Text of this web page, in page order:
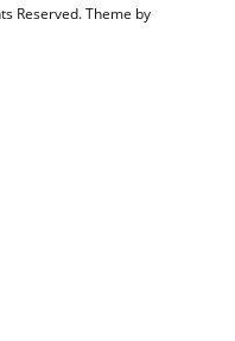
Reserved. Theme by